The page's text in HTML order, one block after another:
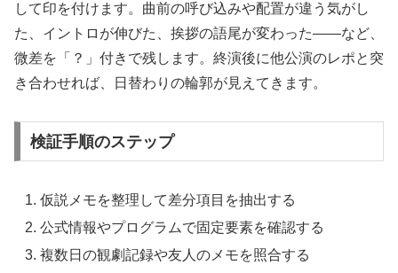
して印を付けます。曲前の呼び込みや配置が違う気がし
た、イントロが伸びた、挨拶の語尾が変わった——など、
微差を「？」付きで残します。終演後に他公演のレポと突
き合わせれば、日替わりの輪郭が見えてきます。
検証手順のステップ
仮説メモを整理して差分項目を抽出する
公式情報やプログラムで固定要素を確認する
複数日の観劇記録や友人のメモを照合する